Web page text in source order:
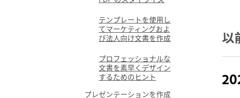
テンプレートを使用し
てマーケティングおよ
び法人向け文書を作成
プロフェッショナルな
文書を素早くデザイン
するためのヒント
プレゼンテーションを作成
以